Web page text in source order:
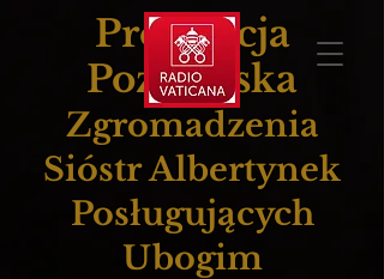
Prowincja
Poznańska
Zgromadzenia
Sióstr Albertynek
Posługujących
Ubogim